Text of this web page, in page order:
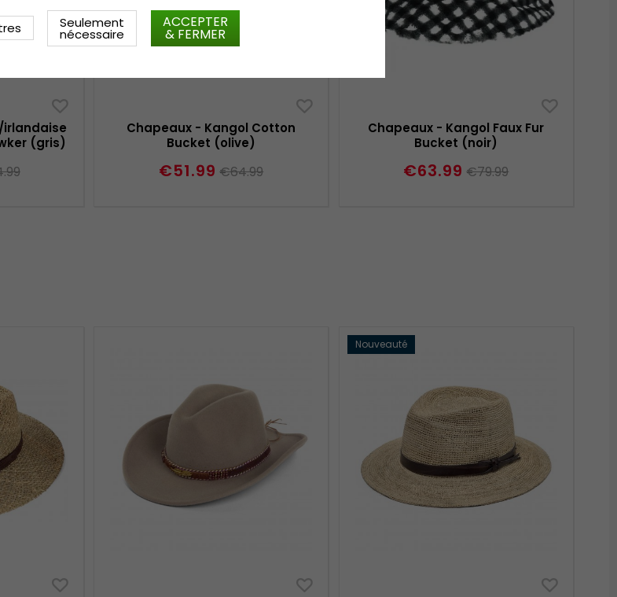
(gris)
Chapeaux - Kangol Cotton
Bucket (olive)
€51.99 €64.99
Chapeaux - Kangol Faux Fur
Bucket (noir)
€63.99 €79.99
Nouveauté
Seulement
nécessaire
ACCEPTER
& FERMER